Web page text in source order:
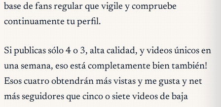
base de fans regular que vigile y compruebe
continuamente tu perfil.
Si publicas sólo 4 o 3, alta calidad, y videos únicos en
una semana, eso está completamente bien también!
Esos cuatro obtendrán más vistas y me gusta y net
más seguidores que cinco o siete videos de baja